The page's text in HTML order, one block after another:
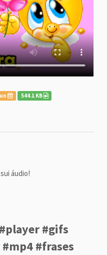
544.1 KB
áudio!
#gifs
#frases